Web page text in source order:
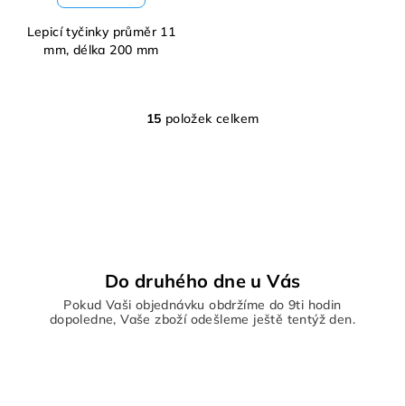
Lepicí tyčinky průměr 11
mm, délka 200 mm
O
í
p
r
15 položek celkem
Do druhého dne u Vás
Pokud Vaši objednávku obdržíme do 9ti hodin
dopoledne, Vaše zboží odešleme ještě tentýž den.